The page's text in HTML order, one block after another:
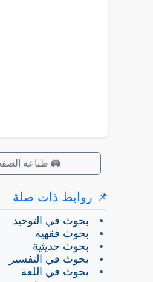
🖨️ طباعة
📌 روابط ذات صلة
بحوث في التوحيد
بحوث فقهية
بحوث حديثية
بحوث في التفسير
بحوث في اللغة